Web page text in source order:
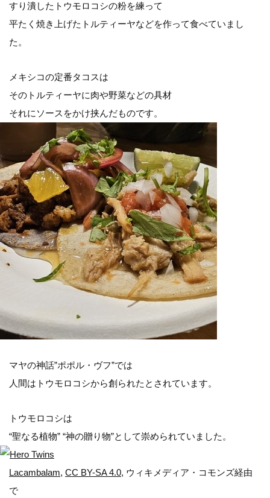
すり潰したトウモロコシの粉を練って
平たく焼き上げたトルティーヤなどを作って食べていまし
た。
メキシコの定番タコスは
そのトルティーヤに肉や野菜などの具材
それにソースをかけ挟んだものです。
マヤの神話”ポポル・ヴフ”では
人間はトウモロコシから創られたとされています。
トウモロコシは
“聖なる植物” “神の贈り物”として崇められていました。
Lacambalam, CC BY-SA 4.0, ウィキメディア・コモンズ経由
で